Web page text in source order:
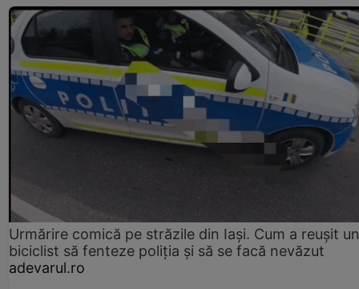
Urmărire comică pe străzile din Iași. Cum a reușit un
biciclist să fenteze poliția și să se facă nevăzut
adevarul.ro